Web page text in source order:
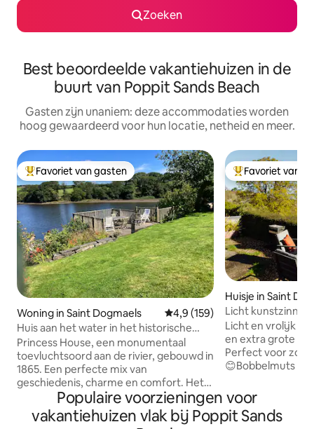
Zoeken
Best beoordeelde vakantiehuizen in de
buurt van Poppit Sands Beach
Gasten zijn unaniem: deze accommodaties worden
hoog gewaardeerd voor hun locatie, netheid en meer.
Topfavoriet van gasten
Favoriet van gasten
Woning in Saint Dogmaels Gemiddelde beoordeling van
4,9 (159)
Huis aan het water in het historische
dorp Pembrokeshire
Princess House, een monumentaal
toevluchtsoord aan de rivier, gebouwd in
1865. Een perfecte mix van
geschiedenis, charme en comfort. Het
huis ligt aan de rivier de Teifi en heeft
een prachtig uitzicht op de rivier vanuit
de woonkamer, de patio en het terras
Topfavoriet van
Favoriet van
Huisje in Saint
Licht kunstzinnig
prachtig uitzicht
Licht en vrolijk
en extra grote
Perfect voor
😊Bobbelmuts
Sands Beach en
honden
gelegen in een
Populaire voorzieningen voor
vakantiehuizen vlak bij Poppit Sands